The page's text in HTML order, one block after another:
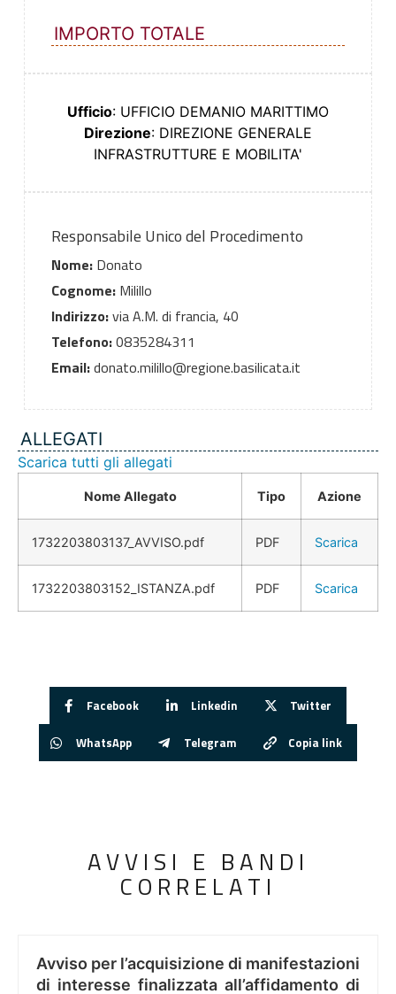
IMPORTO TOTALE
Ufficio: UFFICIO DEMANIO MARITTIMO
Direzione: DIREZIONE GENERALE
INFRASTRUTTURE E MOBILITA'
Responsabile Unico del Procedimento
Nome:Donato
Cognome:Milillo
Indirizzo:via A.M. di francia, 40
Telefono:0835284311
Email:donato.milillo@regione.basilicata.it
ALLEGATI
Scarica tutti gli allegati
Nome Allegato Tipo Azione
1732203803137_AVVISO.pdf PDF Scarica
1732203803152_ISTANZA.pdf PDF Scarica
Facebook Linkedin Twitter
WhatsApp Telegram Copia link
AVVISI E BANDI
CORRELATI
Avviso per l’acquisizione di manifestazioni
di interesse finalizzata all’affidamento di